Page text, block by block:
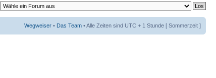
Wegweiser • Das Team • Alle Zeiten sind UTC + 1 Stunde [ Sommerzeit ]